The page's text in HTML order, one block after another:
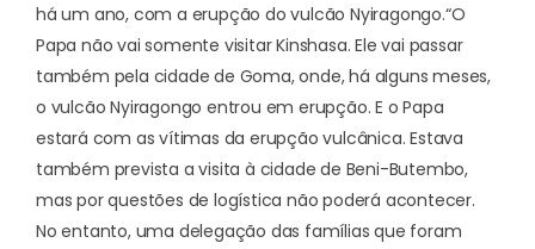
há um ano, com a erupção do vulcão Nyiragongo.“O
Papa não vai somente visitar Kinshasa. Ele vai passar
também pela cidade de Goma, onde, há alguns meses,
o vulcão Nyiragongo entrou em erupção. E o Papa
estará com as vítimas da erupção vulcânica. Estava
também prevista a visita à cidade de Beni-Butembo,
mas por questões de logística não poderá acontecer.
No entanto, uma delegação das famílias que foram